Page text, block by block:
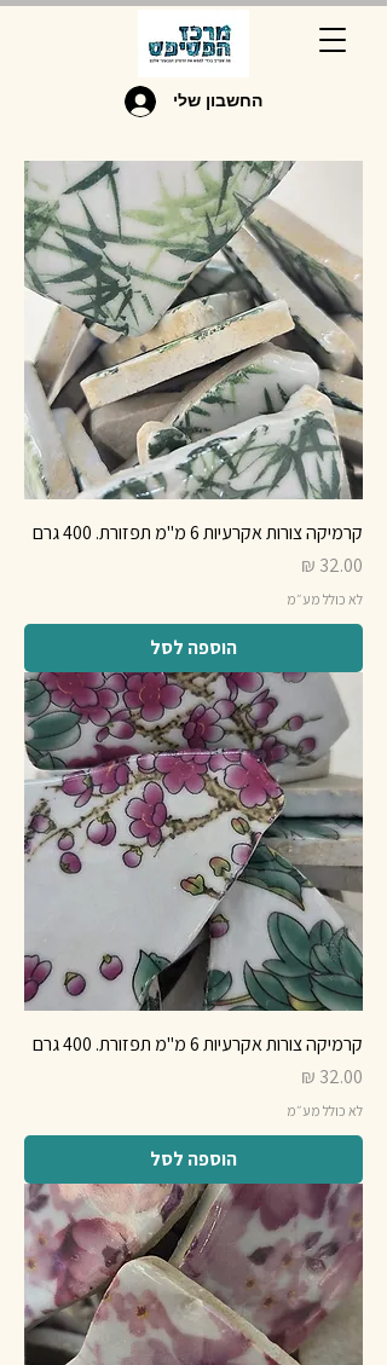
החשבון שלי
קרמיקה צורות אקרעיות 6 מ"מ תפזורת. 400 גרם
מחיר
לא כולל מע״מ
הוספה לסל
קרמיקה צורות אקרעיות 6 מ"מ תפזורת. 400 גרם
מחיר
לא כולל מע״מ
הוספה לסל